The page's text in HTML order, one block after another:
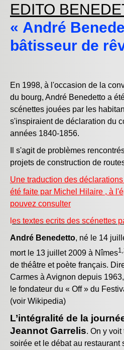
LESPES
DEPIQUAGE
DU
BLE
LES
MAISONS
LA
CCOPERATIVE
LES
BALS
CLANDESTINS
SECOURS
MUTUEL
EDITO
« André
bâtisseur de
En 1998, à l'occasion de la
du bourg, André Benedetto a
scénettes jouées par les
s'inspiraient de déclaration du
années 1840-1856.
Il s'agit de problèmes
projets de construction de
Une traduction des
été faite par Michel Hilaire , à
pouvez consulter
es textes ecrits des scénettes
André Benedetto, né le 14
mort le 13 juillet 2009 à Nîmes1
de théâtre et poète français.
Carmes à Avignon depuis
le fondateur du « Off » du
(voir Wikipedia)
L’intégralité de la
Jeannot Garrelis. On y
soirée et le débat au restaurant